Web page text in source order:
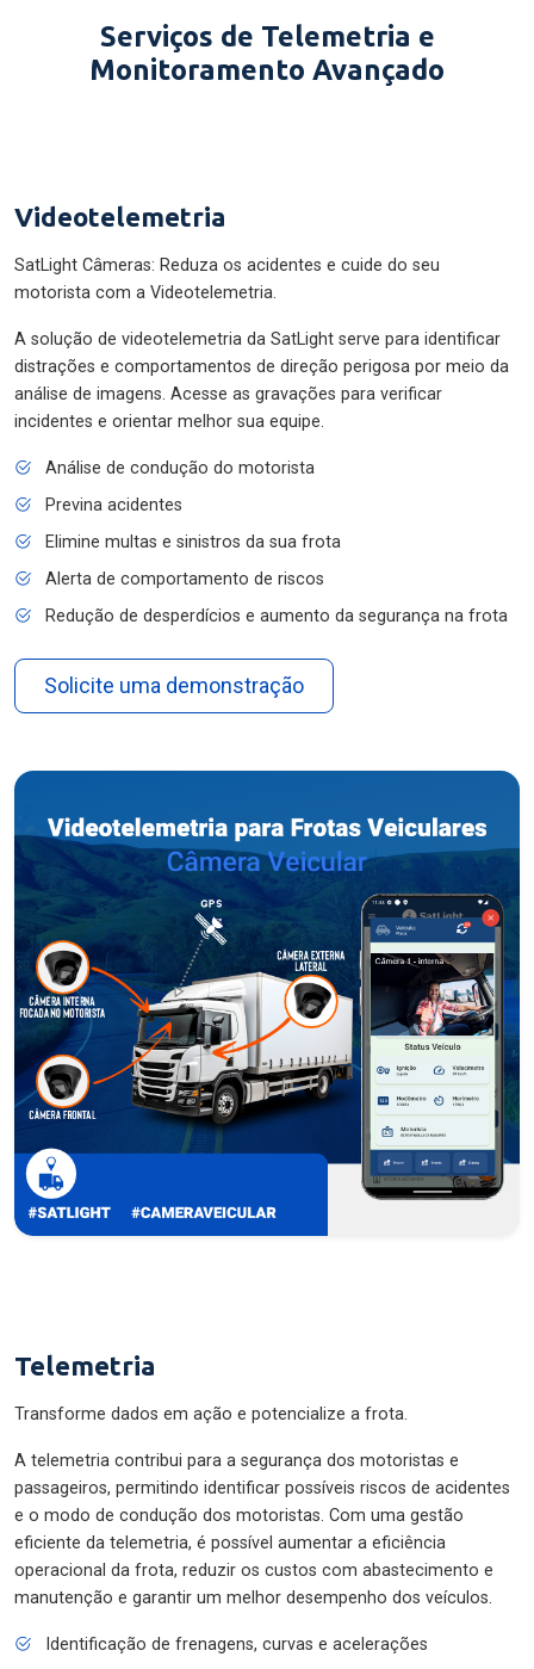
Serviços de Telemetria e
Monitoramento Avançado
Videotelemetria
SatLight Câmeras: Reduza os acidentes e cuide do seu
motorista com a Videotelemetria.
A solução de videotelemetria da SatLight serve para identificar
distrações e comportamentos de direção perigosa por meio da
análise de imagens. Acesse as gravações para verificar
incidentes e orientar melhor sua equipe.
Análise de condução do motorista
Previna acidentes
Elimine multas e sinistros da sua frota
Alerta de comportamento de riscos
Redução de desperdícios e aumento da segurança na frota
Solicite uma demonstração
Telemetria
Transforme dados em ação e potencialize a frota.
A telemetria contribui para a segurança dos motoristas e
passageiros, permitindo identificar possíveis riscos de acidentes
e o modo de condução dos motoristas. Com uma gestão
eficiente da telemetria, é possível aumentar a eficiência
operacional da frota, reduzir os custos com abastecimento e
manutenção e garantir um melhor desempenho dos veículos.
Identificação de frenagens, curvas e acelerações